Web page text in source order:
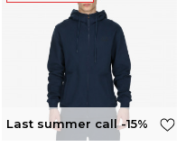
Last summer call -15%